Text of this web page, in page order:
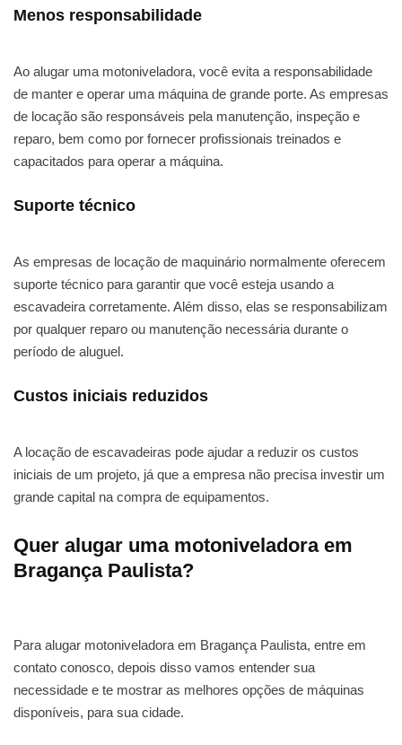
Menos responsabilidade
Ao alugar uma motoniveladora, você evita a responsabilidade
de manter e operar uma máquina de grande porte. As empresas
de locação são responsáveis pela manutenção, inspeção e
reparo, bem como por fornecer profissionais treinados e
capacitados para operar a máquina.
Suporte técnico
As empresas de locação de maquinário normalmente oferecem
suporte técnico para garantir que você esteja usando a
escavadeira corretamente. Além disso, elas se responsabilizam
por qualquer reparo ou manutenção necessária durante o
período de aluguel.
Custos iniciais reduzidos
A locação de escavadeiras pode ajudar a reduzir os custos
iniciais de um projeto, já que a empresa não precisa investir um
grande capital na compra de equipamentos.
Quer alugar uma motoniveladora em
Bragança Paulista?
Para alugar motoniveladora em Bragança Paulista, entre em
contato conosco, depois disso vamos entender sua
necessidade e te mostrar as melhores opções de máquinas
disponíveis, para sua cidade.